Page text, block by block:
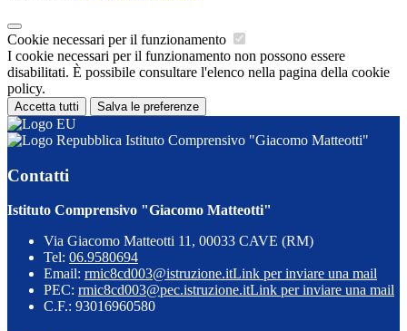
Cookie necessari per il funzionamento
I cookie necessari per il funzionamento non possono essere
disabilitati. È possibile consultare l'elenco nella pagina della cookie
policy.
Accetta tutti Salva le preferenze
Istituto Comprensivo "Giacomo Matteotti"
Contatti
Istituto Comprensivo "Giacomo Matteotti"
Via Giacomo Matteotti 11, 00033 CAVE (RM)
Tel: 06.9580694
Email: rmic8cd003@istruzione.itLink per inviare una mail
PEC: rmic8cd003@pec.istruzione.itLink per inviare una mail
C.F.: 93016960580